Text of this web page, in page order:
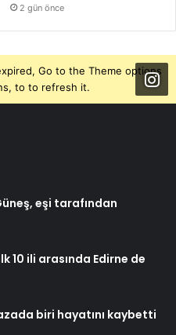
2 gün önce
Go to the Theme options
to to refresh it.
eşi tarafından
10 ili arasında Edirne de
biri hayatını kaybetti